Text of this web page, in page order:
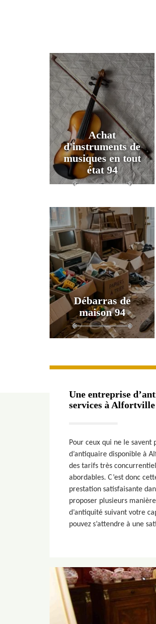
Achat
d'instruments de
musiques en tout
état 94
Débarras de
maison 94
Une entreprise
services à Alfortville
Pour ceux qui ne le
d’antiquaire disponible à
des tarifs très
abordables. C’est donc
prestation satisfaisante
proposer plusieurs
d’antiquité suivant votre
pouvez s’attendre à une